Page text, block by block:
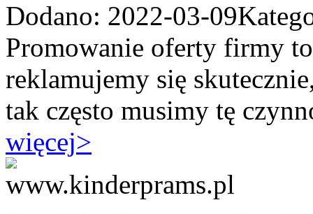
Dodano: 2022-03-09
Promowanie oferty firmy
reklamujemy się
tak często musimy tę
więcej>